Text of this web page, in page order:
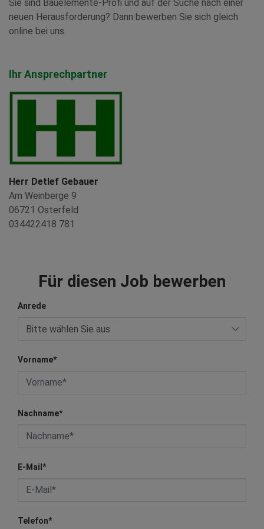
Sie sind Bauelemente-Profi und auf der Suche nach einer
neuen Herausforderung? Dann bewerben Sie sich gleich
online bei uns.
Ihr Ansprechpartner
Herr Detlef Gebauer
Am Weinberge 9
06721 Osterfeld
034422418 781
Für diesen Job bewerben
Anrede
Vorname*
Nachname*
E-Mail*
Telefon*